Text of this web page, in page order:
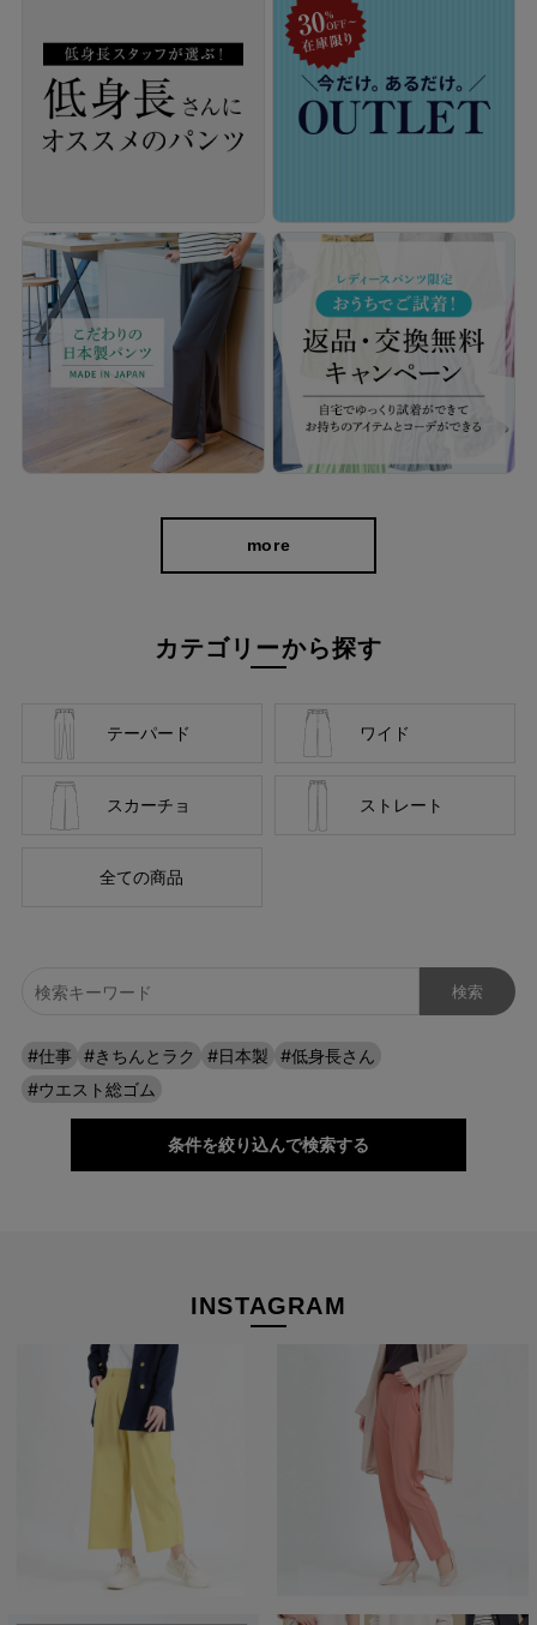
バリエーション豊富だから、お気に入りがき
っと見つかる。
もオシャレを楽しめますよ。
more
カテゴリーから探す
テーパード ワイド
スカーチョ ストレート
全ての商品
#仕事 #きちんとラク #日本製
#低身長さん
#ウエスト総ゴム
条件を絞り込んで検索する
INSTAGRAM